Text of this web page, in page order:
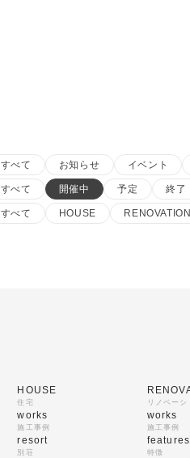
すべて お知らせ イベント
すべて 開催中 予定 終了
すべて HOUSE RENOVATION
HOUSE
住宅
works
施工事例
resort
別荘
リノベーシ
works
施工事例
features
特徴